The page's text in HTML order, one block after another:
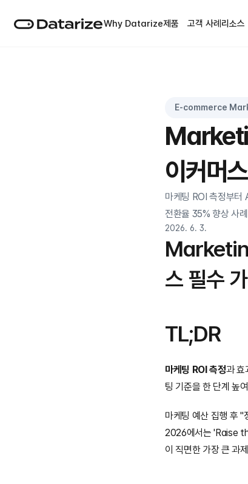
Why Datarize제품 고객 사례 리소스
E-commerce
이커머
마케팅 ROI 측정부터
전환율 35% 향상 사
2026. 6. 3.
스 필수
TL;DR
마케팅 ROI 측정과 효
팅 기준을 한 단계 높
마케팅 예산 집행 후 "
2026에서는 'Raise
이 직면한 가장 큰 과